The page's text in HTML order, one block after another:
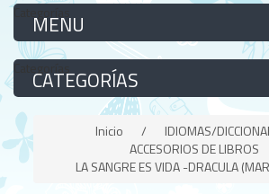
Categorías
Categorías
Inicio / IDIOMAS/
ACCESORIOS DE LIBROS
LA SANGRE ES VIDA -DRACULA